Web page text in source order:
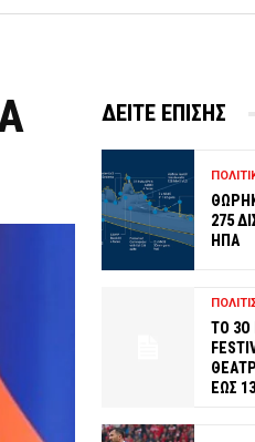
ΔΕΙΤΕ ΕΠΙΣΗΣ
275
ΗΠΑ
ΤΟ 3O
ΕΩΣ